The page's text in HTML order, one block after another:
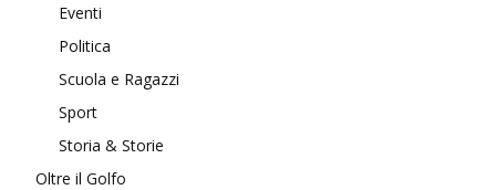
Eventi
Politica
Scuola e Ragazzi
Sport
Storia & Storie
Oltre il Golfo